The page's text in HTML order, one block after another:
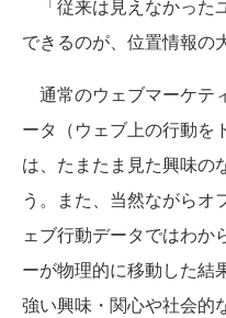
「従来は見えなかった
できるのが、位置情報の
通常のウェブマーケテ
ータ（ウェブ上の行動を
は、たまたま見た興味の
う。また、当然ながらオ
ェブ行動データではわか
ーが物理的に移動した結
強い興味・関心や社会的